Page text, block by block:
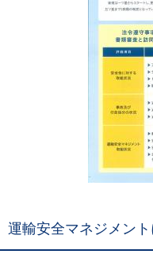
運輸安全マネジメン